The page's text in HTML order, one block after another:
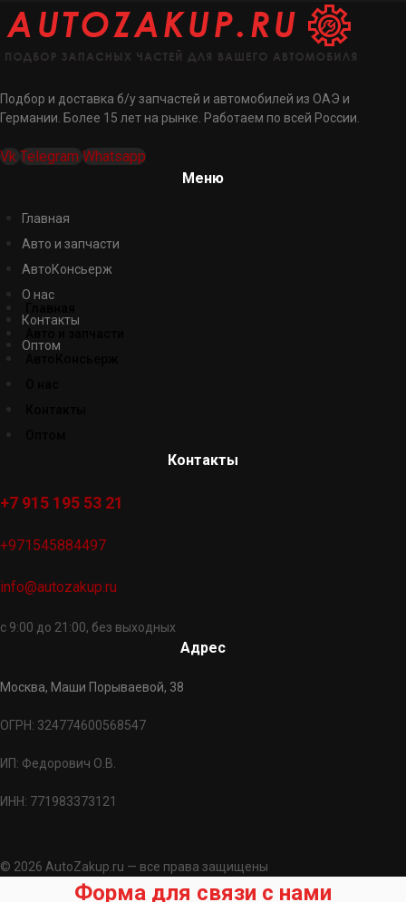
Подбор и доставка б/у запчастей и автомобилей из ОАЭ и
Германии. Более 15 лет на рынке. Работаем по всей России.
Vk Telegram Whatsapp
Меню
Главная
Авто и запчасти
АвтоКонсьерж
О нас
Контакты
Оптом
Контакты
+7 915 195 53 21
+971545884497
info@autozakup.ru
с 9:00 до 21:00, без выходных
Адрес
Москва, Маши Порываевой, 38
ОГРН: 324774600568547
ИП: Федорович О.В.
ИНН: 771983373121
© 2026 AutoZakup.ru — все права защищены
Форма для связи с нами